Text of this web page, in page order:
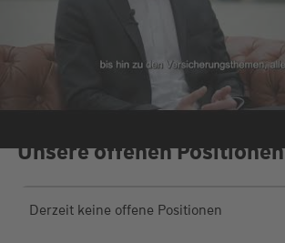
Unsere offenen Positionen
Derzeit keine offene Positionen